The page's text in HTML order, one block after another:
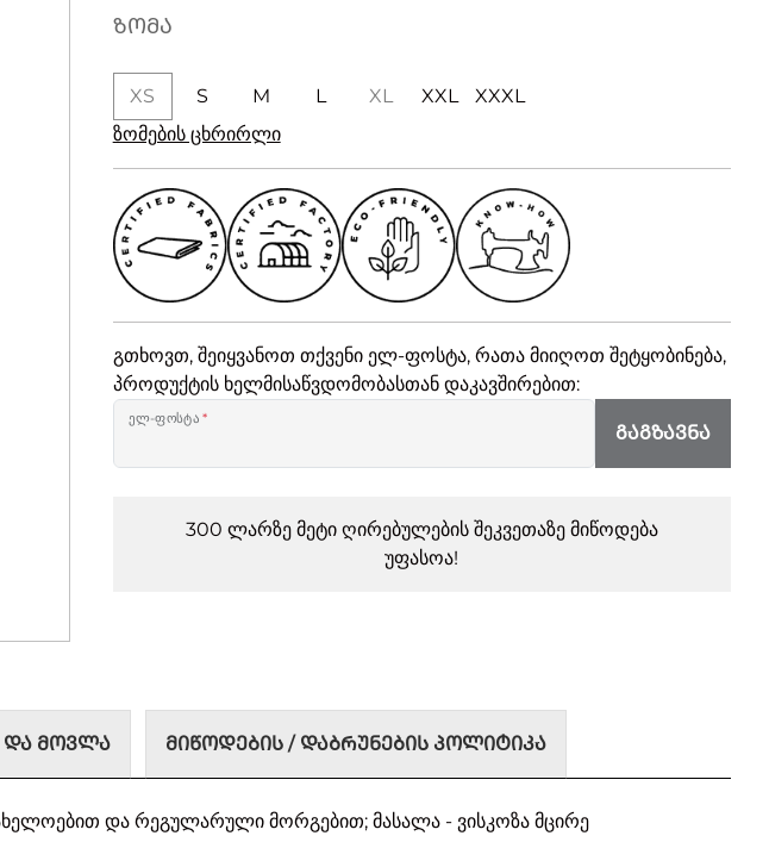
ᲖᲝᲛᲐ
XS S M L XL XXL
XXXL
ზომების ცხრირლი
გთხოვთ, შეიყვანოთ თქვენი ელ-ფოსტა, რათა მიიღოთ შეტყობინება,
პროდუქტის ხელმისაწვდომობასთან დაკავშირებით:
ელ-ფოსტა *
ᲒᲐᲒᲖᲐᲕᲜᲐ
300 ლარზე მეტი ღირებულების შეკვეთაზე მიწოდება
უფასოა!
ᲓᲐ ᲛᲝᲕᲚᲐ ᲛᲘᲬᲝᲓᲔᲑᲘᲡ / ᲓᲐᲑᲠᲣᲜᲔᲑᲘᲡ ᲞᲝᲚᲘᲢᲘᲙᲐ
და რეგულარული მორგებით; მასალა - ვისკოზა მცირე